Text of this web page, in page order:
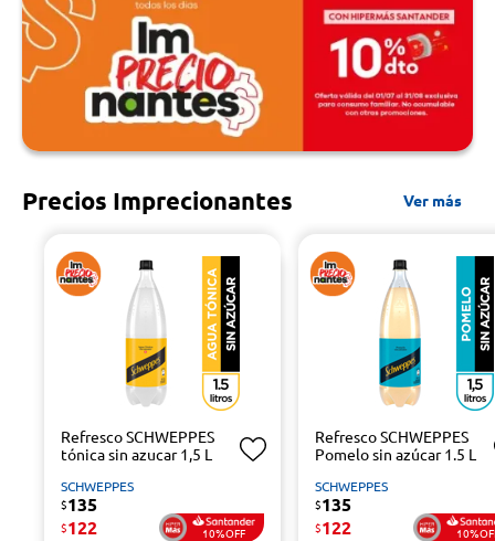
Precios Imprecionantes Ver más
Refresco SCHWEPPES
tónica sin azucar 1,5 L
SCHWEPPES
$135
$122 10%OFF
Refresco SCHWEPPES
Pomelo sin azúcar 1.5 L
SCHWEPPES
$135
$122